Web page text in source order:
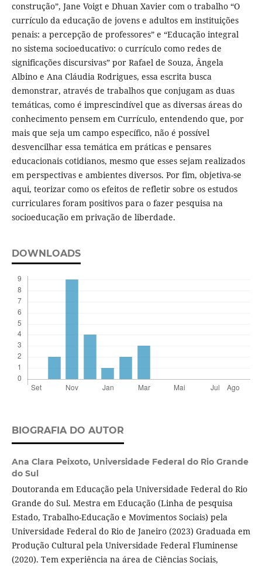
construção”, Jane Voigt e Dhuan Xavier com o trabalho “O
currículo da educação de jovens e adultos em instituições
penais: a percepção de professores” e “Educação integral
no sistema socioeducativo: o currículo como redes de
significações discursivas” por Rafael de Souza, Ângela
Albino e Ana Cláudia Rodrigues, essa escrita busca
demonstrar, através de trabalhos que conjugam as duas
temáticas, como é imprescindível que as diversas áreas do
conhecimento pensem em Currículo, entendendo que, por
mais que seja um campo específico, não é possível
desvencilhar essa temática em práticas e pensares
educacionais cotidianos, mesmo que esses sejam realizados
em perspectivas e ambientes diversos. Por fim, objetiva-se
aqui, teorizar como os efeitos de refletir sobre os estudos
curriculares foram positivos para o fazer pesquisa na
socioeducação em privação de liberdade.
DOWNLOADS
BIOGRAFIA DO AUTOR
Ana Clara Peixoto, Universidade Federal do Rio Grande
do Sul
Doutoranda em Educação pela Universidade Federal do Rio
Grande do Sul. Mestra em Educação (Linha de pesquisa
Estado, Trabalho-Educação e Movimentos Sociais) pela
Universidade Federal do Rio de Janeiro (2023) Graduada em
Produção Cultural pela Universidade Federal Fluminense
(2020). Tem experiência na área de Ciências Sociais,